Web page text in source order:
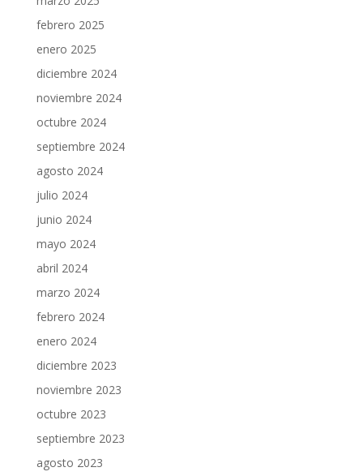
febrero 2025
enero 2025
diciembre 2024
noviembre 2024
octubre 2024
septiembre 2024
agosto 2024
julio 2024
junio 2024
mayo 2024
abril 2024
marzo 2024
febrero 2024
enero 2024
diciembre 2023
noviembre 2023
octubre 2023
septiembre 2023
agosto 2023